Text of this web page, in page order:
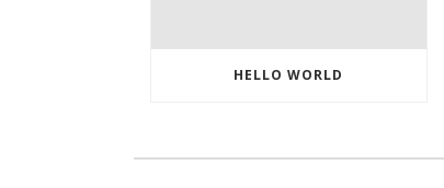
HELLO WORLD